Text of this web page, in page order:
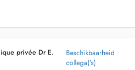
privée Dr E.
Beschikbaarheid
collega('s)